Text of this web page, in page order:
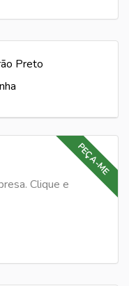
Preto
PEÇA-ME
Clique e